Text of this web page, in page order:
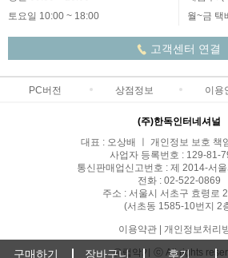
구매하기 장바구니 후기
토요일 10:00 ~ 18:00
월~금 택
고객센터 연결
PC버전 상점정보 이용
(주)한독인터네셔널
대표 : 오상배 ㅣ 개인정보 보호 책
사업자 등록번호 : 129-81-
통신판매업신고번호 : 제 2014-서
전화 : 02-522-0869
주소 : 서울시 서초구 효령로
(서초동 1585-10번지 2
이용약관| 개인정보처리
유럽악기 ⓒ All rights